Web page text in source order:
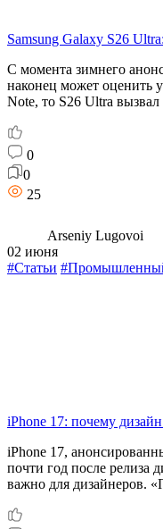
Samsung Galaxy S26
С момента зимнего
наконец может оценить
Note, то S26 Ultra
0
0
25
Arseniy Lugovoi
02 июня
#Статьи
iPhone 17: почему
iPhone 17,
почти год после релиза
важно для дизайнеров.